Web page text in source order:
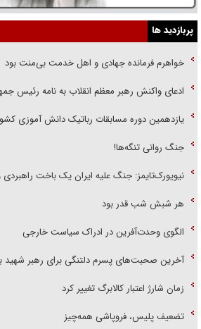
پربازدید ها
خواهرم فرمانده جهادی و اهل خدمت بی‌منت بود
ادعای واکنش رهبر معظم انقلاب به نامه رئیس
یازدهمین دوره مسابقات رباتیک دانش آموزی
جنگ روانی تنگه‌ها!
نیویورک‌تایمز: جنگ علیه ایران یک باخت
هر شبش شب قدر بود
الگوی وحدت‌آفرین در ادراک سیاست خارجی
آخرین صحبت‌های پسرم دلتنگی برای رهبر شهید
زمان شارژ اعتبار کالابرگ تغییر کرد
تضعیف پلیس، فروپاشی همه‌چیز